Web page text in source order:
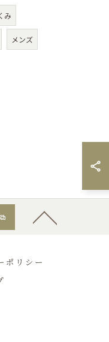
み
メンズ
ポリシー